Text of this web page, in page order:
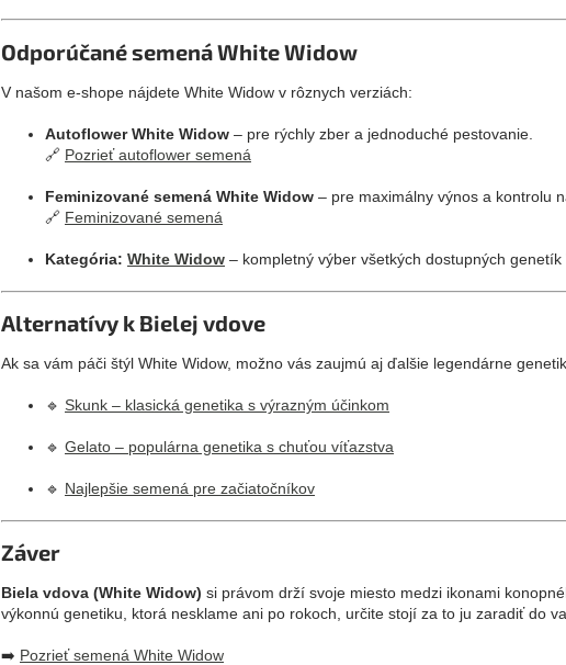
Odporúčané semená White Widow
V našom e-shope nájdete White Widow v rôznych verziách:
Autoflower White Widow – pre rýchly zber a jednoduché pestovanie.
🔗 Pozrieť autoflower semená
Feminizované semená White Widow – pre maximálny výnos a kontrolu
🔗 Feminizované semená
Kategória: White Widow – kompletný výber všetkých dostupných genetík
Alternatívy k Bielej vdove
Ak sa vám páči štýl White Widow, možno vás zaujmú aj ďalšie legendárne
🔹 Skunk – klasická genetika s výrazným účinkom
🔹 Gelato – populárna genetika s chuťou víťazstva
🔹 Najlepšie semená pre začiatočníkov
Záver
Biela vdova (White Widow) si právom drží svoje miesto medzi ikonami
výkonnú genetiku, ktorá nesklame ani po rokoch, určite stojí za to ju zaradiť do
➡️ Pozrieť semená White Widow